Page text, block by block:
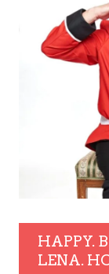
HAPPY.
LENA.